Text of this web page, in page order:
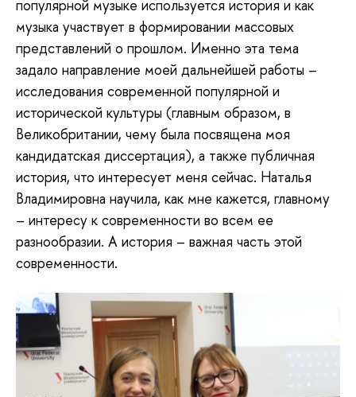
популярной музыке используется история и как
музыка участвует в формировании массовых
представлений о прошлом. Именно эта тема
задало направление моей дальнейшей работы –
исследования современной популярной и
исторической культуры (главным образом, в
Великобритании, чему была посвящена моя
кандидатская диссертация), а также публичная
история, что интересует меня сейчас. Наталья
Владимировна научила, как мне кажется, главному
– интересу к современности во всем ее
разнообразии. А история – важная часть этой
современности.